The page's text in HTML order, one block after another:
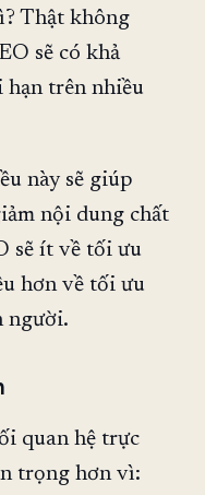
Thật không
sẽ có khả
trên nhiều
này sẽ giúp
nội dung chất
sẽ ít về tối ưu
hơn về tối ưu
người.
quan hệ trực
trọng hơn vì: